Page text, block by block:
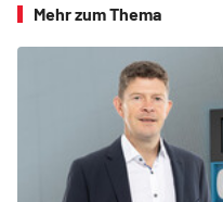
Mehr zum Thema